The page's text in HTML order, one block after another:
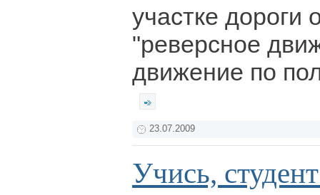
участке дороги
"реверсное
движение по
23.07.2009
Учись,